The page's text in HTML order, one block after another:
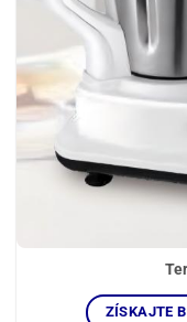
ZÍSKAJTE